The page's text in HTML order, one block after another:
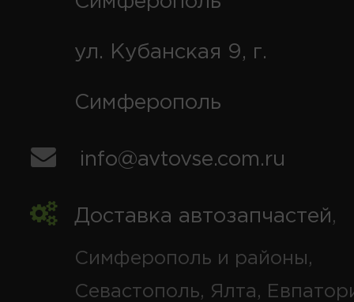
ул. Кубанская 9, г.
Симферополь
info@avtovse.com.ru
Доставка автозапчастей,
Симферополь и районы,
Севастополь, Ялта,